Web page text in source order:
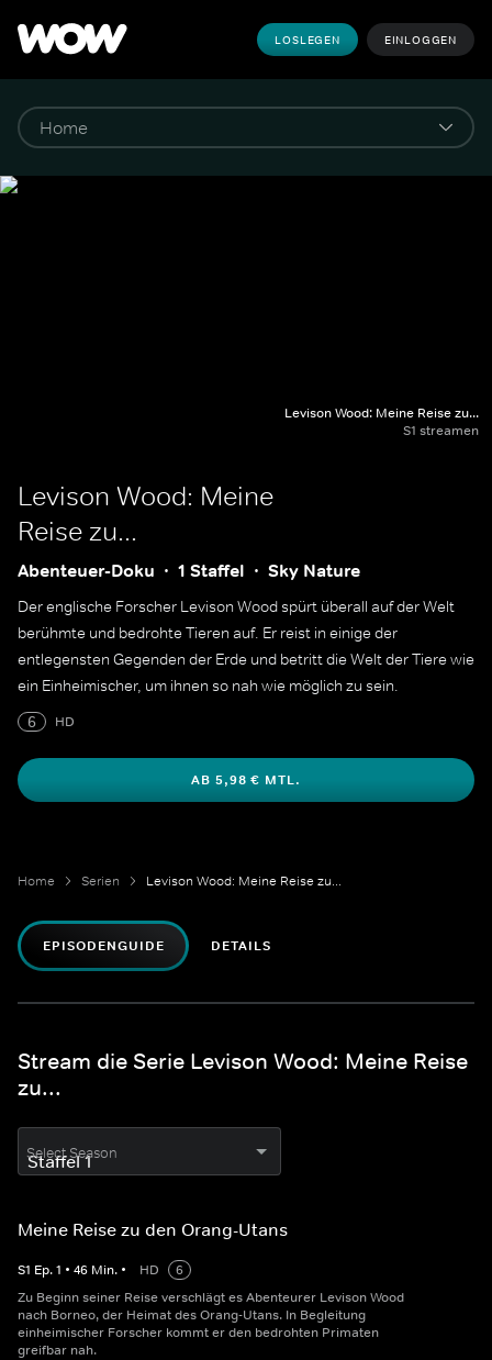
LOSLEGEN EINLOGGEN
Levison Wood: Meine Reise zu...
S1 streamen
Levison Wood: Meine
Reise zu...
Abenteuer-Doku 1 Staffel Sky Nature
Der englische Forscher Levison Wood spürt überall auf der Welt
berühmte und bedrohte Tieren auf. Er reist in einige der
entlegensten Gegenden der Erde und betritt die Welt der Tiere wie
ein Einheimischer, um ihnen so nah wie möglich zu sein.
6
HD
AB 5,98 € MTL.
Home Serien Levison Wood: Meine Reise zu...
EPISODENGUIDE DETAILS
Stream die Serie Levison Wood: Meine Reise
zu...
Select Season
Meine Reise zu den Orang-Utans
S1 Ep.1 • 46 Min. • HD
6
Zu Beginn seiner Reise verschlägt es Abenteurer Levison Wood
nach Borneo, der Heimat des Orang-Utans. In Begleitung
einheimischer Forscher kommt er den bedrohten Primaten
greifbar nah.